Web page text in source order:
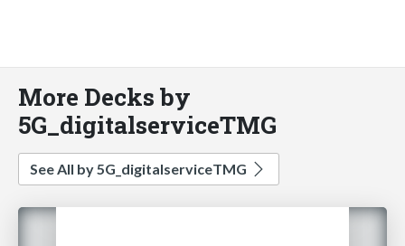
More Decks by
5G_digitalserviceTMG
See All by 5G_digitalserviceTMG